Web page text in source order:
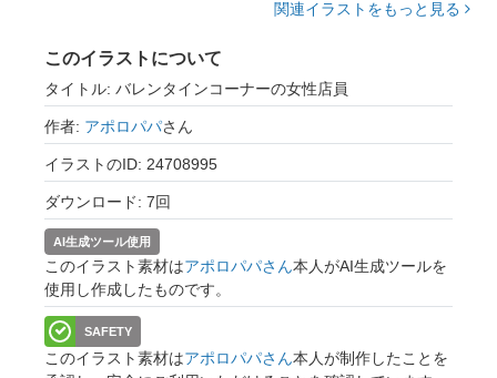
関連イラストをもっと見る
このイラストについて
タイトル: バレンタインコーナーの女性店員
作者: アポロパパさん
イラストのID: 24708995
ダウンロード: 7回
AI生成ツール使用
このイラスト素材はアポロパパさん本人がAI生成ツールを
使用し作成したものです。
SAFETY
このイラスト素材はアポロパパさん本人が制作したことを